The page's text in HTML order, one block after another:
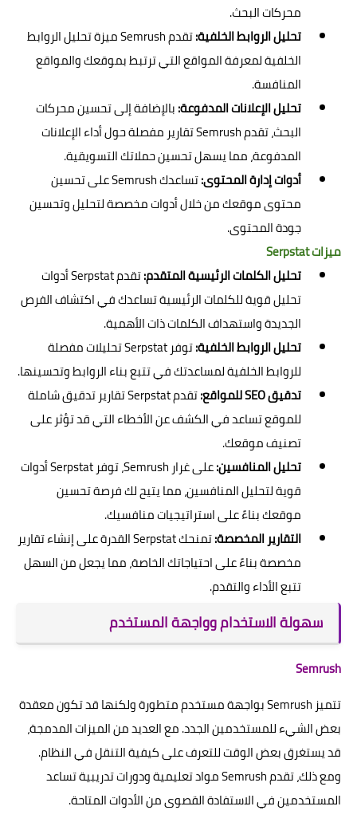
محركات البحث.
تحليل الروابط الخلفية:
تقدم Semrush ميزة تحليل الروابط
الخلفية لمعرفة المواقع التي ترتبط بموقعك والمواقع
المنافسة.
تحليل الإعلانات المدفوعة:بالإضافة إلى تحسين محركات
البحث، تقدم Semrush تقارير مفصلة حول أداء الإعلانات
المدفوعة، مما يسهل تحسين حملاتك التسويقية.
أدوات إدارة المحتوى:
تساعدك Semrush على تحسين
محتوى موقعك من خلال أدوات مخصصة لتحليل وتحسين
جودة المحتوى.
ميزات Serpstat
تحليل الكلمات الرئيسية المتقدم:
تقدم Serpstat أدوات
تحليل قوية للكلمات الرئيسية تساعدك في اكتشاف الفرص
الجديدة واستهداف الكلمات ذات الأهمية.
تحليل الروابط الخلفية:
توفر Serpstat تحليلات مفصلة
للروابط الخلفية لمساعدتك في تتبع بناء الروابط وتحسينها.
تدقيق SEO للمواقع:
تقدم Serpstat تقارير تدقيق شاملة
للموقع تساعد في الكشف عن الأخطاء التي قد تؤثر على
تصنيف موقعك.
تحليل المنافسين:
على غرار Semrush، توفر Serpstat أدوات
قوية لتحليل المنافسين، مما يتيح لك فرصة تحسين
موقعك بناءً على استراتيجيات منافسيك.
التقارير المخصصة:
تمنحك Serpstat القدرة على إنشاء تقارير
مخصصة بناءً على احتياجاتك الخاصة، مما يجعل من السهل
تتبع الأداء والتقدم.
سهولة الاستخدام وواجهة المستخدم
Semrush
تتميز Semrush بواجهة مستخدم متطورة ولكنها قد تكون معقدة
بعض الشيء للمستخدمين الجدد. مع العديد من الميزات المدمجة،
قد يستغرق بعض الوقت للتعرف على كيفية التنقل في النظام.
ومع ذلك، تقدم Semrush مواد تعليمية ودورات تدريبية تساعد
المستخدمين في الاستفادة القصوى من الأدوات المتاحة.